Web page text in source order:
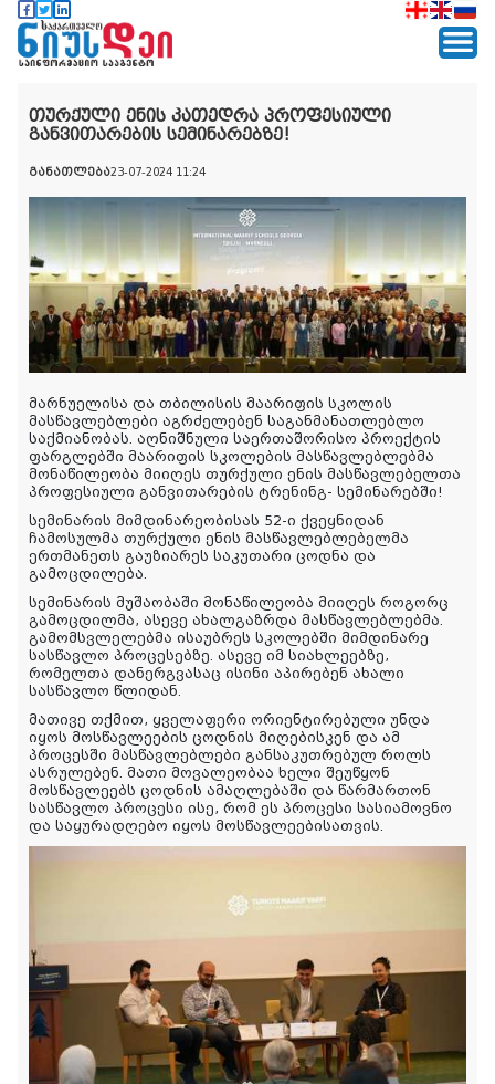
თურქული ენის კათედრა პროფესიული
განვითარების სემინარებზე!
განათლება23-07-2024 11:24
მარნუელისა და თბილისის მაარიფის სკოლის
მასწავლებლები აგრძელებენ საგანმანათლებლო
საქმიანობას. აღნიშნული საერთაშორისო პროექტის
ფარგლებში მაარიფის სკოლების მასწავლებლებმა
მონაწილეობა მიიღეს თურქული ენის მასწავლებელთა
პროფესიული განვითარების ტრენინგ- სემინარებში!
სემინარის მიმდინარეობისას 52-ი ქვეყნიდან
ჩამოსულმა თურქული ენის მასწავლებლებელმა
ერთმანეთს გაუზიარეს საკუთარი ცოდნა და
გამოცდილება.
სემინარის მუშაობაში მონაწილეობა მიიღეს როგორც
გამოცდილმა, ასევე ახალგაზრდა მასწავლებლებმა.
გამომსვლელებმა ისაუბრეს სკოლებში მიმდინარე
სასწავლო პროცესებზე. ასევე იმ სიახლეებზე,
რომელთა დანერგვასაც ისინი აპირებენ ახალი
სასწავლო წლიდან.
მათივე თქმით, ყველაფერი ორიენტირებული უნდა
იყოს მოსწავლეების ცოდნის მიღებისკენ და ამ
პროცესში მასწავლებლები განსაკუთრებულ როლს
ასრულებენ. მათი მოვალეობაა ხელი შეუწყონ
მოსწავლეებს ცოდნის ამაღლებაში და წარმართონ
სასწავლო პროცესი ისე, რომ ეს პროცესი სასიამოვნო
და საყურადღებო იყოს მოსწავლეებისათვის.